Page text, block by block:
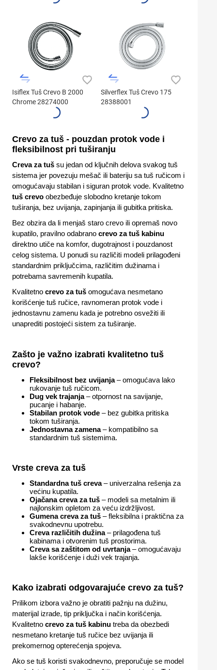
Isiflex Tuš Crevo B 2000
Chrome 28274000
Silverflex Tuš Crevo 175
28388001
Crevo za tuš - pouzdan protok vode i
fleksibilnost pri tuširanju
Creva za tuš su jedan od ključnih delova svakog tuš
sistema jer povezuju mešač ili bateriju sa tuš ručicom i
omogućavaju stabilan i siguran protok vode. Kvalitetno
tuš crevo obezbeđuje slobodno kretanje tokom
tuširanja, bez uvijanja, zapinjanja ili gubitka pritiska.
Bez obzira da li menjaš staro crevo ili opremaš novo
kupatilo, pravilno odabrano crevo za tuš kabinu
direktno utiče na komfor, dugotrajnost i pouzdanost
celog sistema. U ponudi su različiti modeli prilagođeni
standardnim priključcima, različitim dužinama i
potrebama savremenih kupatila.
Kvalitetno crevo za tuš omogućava nesmetano
korišćenje tuš ručice, ravnomeran protok vode i
jednostavnu zamenu kada je potrebno osvežiti ili
unaprediti postojeći sistem za tuširanje.
Zašto je važno izabrati kvalitetno tuš
crevo?
Fleksibilnost bez uvijanja– omogućava lako
rukovanje tuš ručicom.
Dug vek trajanja– otpornost na savijanje,
pucanje i habanje.
Stabilan protok vode – bez gubitka pritiska
tokom tuširanja.
Jednostavna zamena– kompatibilno sa
standardnim tuš sistemima.
Vrste creva za tuš
Standardna tuš creva– univerzalna rešenja za
većinu kupatila.
Ojačana creva za tuš – modeli sa metalnim ili
najlonskim opletom za veću izdržljivost.
Gumena creva za tuš – fleksibilna i praktična za
svakodnevnu upotrebu.
Creva različitih dužina– prilagođena tuš
kabinama i otvorenim tuš prostorima.
Creva sa zaštitom od uvrtanja– omogućavaju
lakše korišćenje i duži vek trajanja.
Kako izabrati odgovarajuće crevo za tuš?
Prilikom izbora važno je obratiti pažnju na dužinu,
materijal izrade, tip priključka i način korišćenja.
Kvalitetno crevo za tuš kabinu treba da obezbedi
nesmetano kretanje tuš ručice bez uvijanja ili
prekomernog opterećenja spojeva.
Ako se tuš koristi svakodnevno, preporučuje se model